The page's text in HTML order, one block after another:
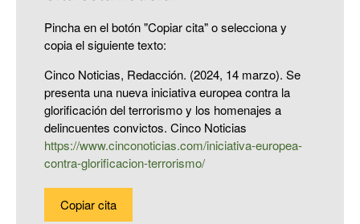
Pincha en el botón "Copiar cita" o selecciona y
copia el siguiente texto:
Cinco Noticias, Redacción. (2024, 14 marzo). Se
presenta una nueva iniciativa europea contra la
glorificación del terrorismo y los homenajes a
delincuentes convictos. Cinco Noticias
https://www.cinconoticias.com/iniciativa-europea-
contra-glorificacion-terrorismo/
Copiar cita